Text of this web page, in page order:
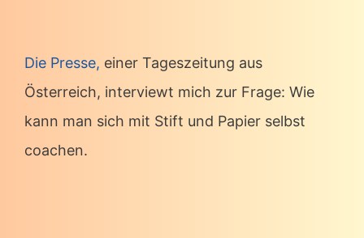
Die Presse, einer Tageszeitung aus
Österreich, interviewt mich zur Frage: Wie
kann man sich mit Stift und Papier selbst
coachen.